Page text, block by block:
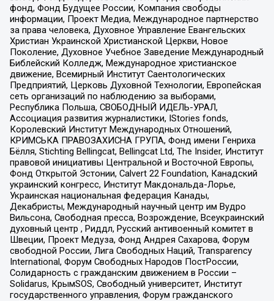
фонд, Фонд Будущее России, Компания свободы
информации, Проект Медиа, Международное партнерство
за права человека, Духовное Управление Евангельских
Христиан Украинской Христианской Церкви, Новое
Поколение, Духовное Учебное Заведение Международный
Библейский Колледж, Международное христианское
движение, Всемирный Институт Саентологических
Предприятий, Церковь Духовной Технологии, Европейская
сеть организаций по наблюдению за выборами,
Республика Польша, СВОБОДНЫЙ ИДЕЛЬ-УРАЛ,
Ассоциация развития журналистики, IStories fonds,
Королевский Институт Международных Отношений,
КРИМСЬКА ПРАВОЗАХИСНА ГРУПА, Фонд имени Генриха
Бёлля, Stichting Bellingcat, Bellingcat Ltd, The Insider, Институт
правовой инициативы Центральной и Восточной Европы,
Фонд Открытой Эстонии, Calvert 22 Foundation, Канадский
украинский конгресс, Институт Макдональда-Лорье,
Украинская национальная федерация Канады,
Декабристы, Международный научный центр им Вудро
Вильсона, Свободная пресса, Возрождение, Всеукраинский
духовный центр , Риддл, Русский антивоенный комитет в
Швеции, Проект Медуза, Фонд Андрея Сахарова, Форум
свободной России, Лига Свободных Наций, Transparеncy
International, Форум Свободных Народов ПостРоссии,
Солидарность с гражданским движением в России –
Solidarus, КрымSOS, Свободный университет, Институт
государственного управления, Форум гражданского